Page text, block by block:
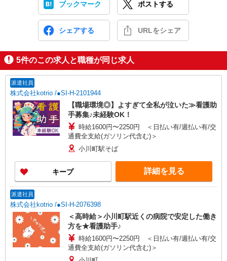
ブックマーク ポストする
シェアする URLをシェア
5件のこの求人と職種が同じ求人
派遣社員
株式会社kotrio /●SI-H-2101944
【職場環境◎】よすぎて全私が泣いた≫看護助
手募集♪未経験OK！
時給1600円〜2250円 ＜日払い有/週払い有/交
通費全支給(ガソリン代含む)＞
小川町駅そば
キープ 詳細を見る
派遣社員
株式会社kotrio /●SI-H-2076398
＜高時給＞小川町駅近くの病院で安定した働き
方を★看護助手♪
時給1600円〜2250円 ＜日払い有/週払い有/交
通費全支給(ガソリン代含む)＞